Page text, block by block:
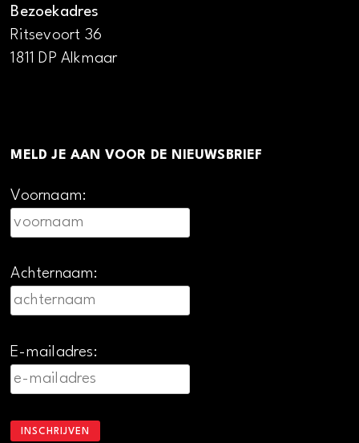
Bezoekadres
Ritsevoort 36
1811 DP Alkmaar
MELD JE AAN VOOR DE NIEUWSBRIEF
Voornaam:
Achternaam:
E-mailadres: